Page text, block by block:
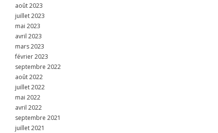
août 2023
juillet 2023
mai 2023
avril 2023
mars 2023
février 2023
septembre 2022
août 2022
juillet 2022
mai 2022
avril 2022
septembre 2021
juillet 2021